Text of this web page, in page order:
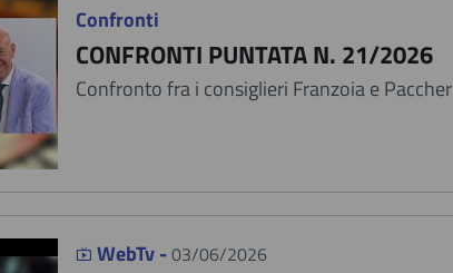
Confronti
CONFRONTI PUNTATA N. 21/2026
Confronto fra i consiglieri Franzoia e Paccher
WebTv -03/06/2026